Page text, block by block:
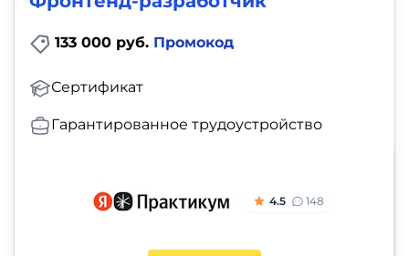
133 000 руб. Промокод
Сертификат
Гарантированное трудоустройство
4.5 148